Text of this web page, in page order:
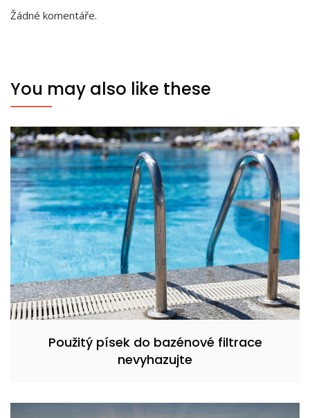
Žádné komentáře.
You may also like these
Použitý písek do bazénové filtrace
nevyhazujte